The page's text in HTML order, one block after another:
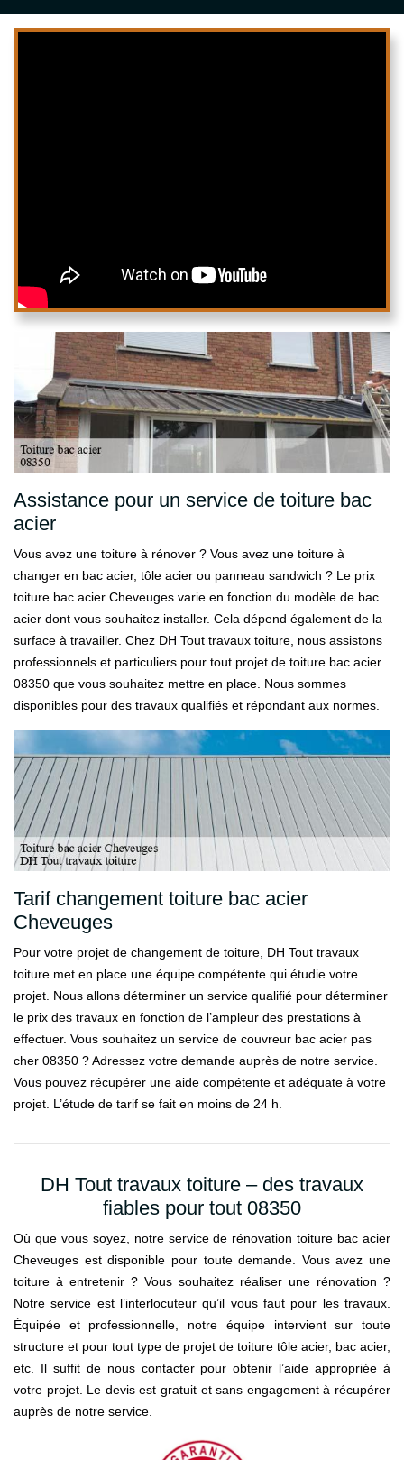
Assistance pour un service de toiture bac
acier
Vous avez une toiture à rénover ? Vous avez une toiture à
changer en bac acier, tôle acier ou panneau sandwich ? Le prix
toiture bac acier Cheveuges varie en fonction du modèle de bac
acier dont vous souhaitez installer. Cela dépend également de la
surface à travailler. Chez DH Tout travaux toiture, nous assistons
professionnels et particuliers pour tout projet de toiture bac acier
08350 que vous souhaitez mettre en place. Nous sommes
disponibles pour des travaux qualifiés et répondant aux normes.
Tarif changement toiture bac acier
Cheveuges
Pour votre projet de changement de toiture, DH Tout travaux
toiture met en place une équipe compétente qui étudie votre
projet. Nous allons déterminer un service qualifié pour déterminer
le prix des travaux en fonction de l’ampleur des prestations à
effectuer. Vous souhaitez un service de couvreur bac acier pas
cher 08350 ? Adressez votre demande auprès de notre service.
Vous pouvez récupérer une aide compétente et adéquate à votre
projet. L’étude de tarif se fait en moins de 24 h.
DH Tout travaux toiture – des travaux
fiables pour tout 08350
Où que vous soyez, notre service de rénovation toiture bac acier
Cheveuges est disponible pour toute demande. Vous avez une
toiture à entretenir ? Vous souhaitez réaliser une rénovation ?
Notre service est l’interlocuteur qu’il vous faut pour les travaux.
Équipée et professionnelle, notre équipe intervient sur toute
structure et pour tout type de projet de toiture tôle acier, bac acier,
etc. Il suffit de nous contacter pour obtenir l’aide appropriée à
votre projet. Le devis est gratuit et sans engagement à récupérer
auprès de notre service.